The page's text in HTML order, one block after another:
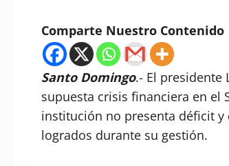
Comparte Nuestro Contenido
Santo Domingo.- El presidente
supuesta crisis financiera en el
institución no presenta déficit y
logrados durante su gestión.